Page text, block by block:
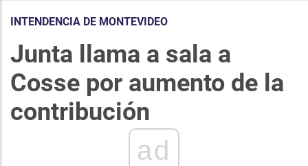
INTENDENCIA DE MONTEVIDEO
Junta llama a sala a
Cosse por aumento de la
contribución
ad